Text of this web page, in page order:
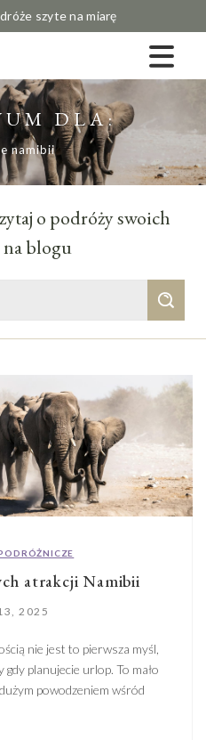
szyte na miarę
DLA:
namibii
o podróży swoich
blogu
atrakcji Namibii
2025
nie jest to pierwsza myśl,
planujecie urlop. To mało
powodzeniem wśród